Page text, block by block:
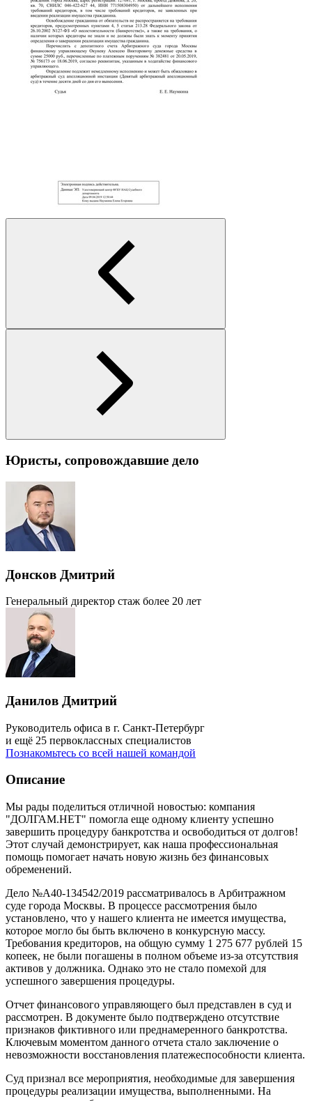
Юристы, сопровождавшие дело
Донсков Дмитрий
Генеральный директор стаж более 20 лет
Данилов Дмитрий
Руководитель офиса в г. Санкт-Петербург
и ещё 25 первоклассных специалистов
Познакомьтесь со всей нашей командой
Описание
Мы рады поделиться отличной новостью: компания
"ДОЛГАМ.НЕТ" помогла еще одному клиенту успешно
завершить процедуру банкротства и освободиться от долгов!
Этот случай демонстрирует, как наша профессиональная
помощь помогает начать новую жизнь без финансовых
обременений.
Дело №А40-134542/2019 рассматривалось в Арбитражном
суде города Москвы. В процессе рассмотрения было
установлено, что у нашего клиента не имеется имущества,
которое могло бы быть включено в конкурсную массу.
Требования кредиторов, на общую сумму 1 275 677 рублей 15
копеек, не были погашены в полном объеме из-за отсутствия
активов у должника. Однако это не стало помехой для
успешного завершения процедуры.
Отчет финансового управляющего был представлен в суд и
рассмотрен. В документе было подтверждено отсутствие
признаков фиктивного или преднамеренного банкротства.
Ключевым моментом данного отчета стало заключение о
невозможности восстановления платежеспособности клиента.
Суд признал все мероприятия, необходимые для завершения
процедуры реализации имущества, выполненными. На